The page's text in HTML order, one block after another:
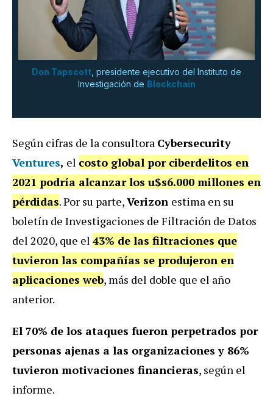
Don Tapscott , presidente ejecutivo del Instituto de
Investigación de Blockchain
Según cifras de la consultora Cybersecurity
Ventures, el costo global por ciberdelitos en
2021 podría alcanzar los u$s6.000 millones en
pérdidas. Por su parte,Verizon estima en su
boletín de Investigaciones de Filtración de Datos
del 2020, que el 43% de las filtraciones que
tuvieron las compañías se produjeron en
aplicaciones web, más del doble que el año
anterior.
El 70% de los ataques fueron perpetrados por
personas ajenas a las organizaciones y 86%
tuvieron motivaciones financieras, según el
informe.